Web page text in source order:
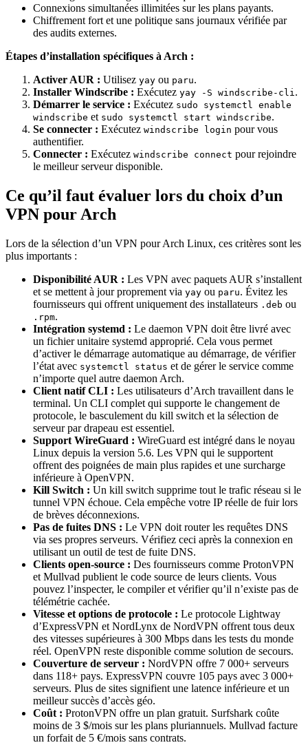
Connexions simultanées illimitées sur les plans payants.
Chiffrement fort et une politique sans journaux vérifiée par
des audits externes.
Étapes d’installation spécifiques à Arch :
Activer AUR : Utilisez yay ou paru.
Installer Windscribe : Exécutez yay -S windscribe-cli.
Démarrer le service : Exécutez sudo systemctl enable
windscribe et sudo systemctl start windscribe.
Se connecter : Exécutez windscribe login pour vous
authentifier.
Connecter : Exécutez windscribe connect pour rejoindre
le meilleur serveur disponible.
Ce qu’il faut évaluer lors du choix d’un
VPN pour Arch
Lors de la sélection d’un VPN pour Arch Linux, ces critères sont les
plus importants :
Disponibilité AUR : Les VPN avec paquets AUR s’installent
et se mettent à jour proprement via yay ou paru. Évitez les
fournisseurs qui offrent uniquement des installateurs .deb ou
.rpm.
Intégration systemd : Le daemon VPN doit être livré avec
un fichier unitaire systemd approprié. Cela vous permet
d’activer le démarrage automatique au démarrage, de vérifier
l’état avec systemctl status et de gérer le service comme
n’importe quel autre daemon Arch.
Client natif CLI : Les utilisateurs d’Arch travaillent dans le
terminal. Un CLI complet qui supporte le changement de
protocole, le basculement du kill switch et la sélection de
serveur par drapeau est essentiel.
Support WireGuard : WireGuard est intégré dans le noyau
Linux depuis la version 5.6. Les VPN qui le supportent
offrent des poignées de main plus rapides et une surcharge
inférieure à OpenVPN.
Kill Switch : Un kill switch supprime tout le trafic réseau si le
tunnel VPN échoue. Cela empêche votre IP réelle de fuir lors
de brèves déconnexions.
Pas de fuites DNS : Le VPN doit router les requêtes DNS
via ses propres serveurs. Vérifiez ceci après la connexion en
utilisant un outil de test de fuite DNS.
Clients open-source : Des fournisseurs comme ProtonVPN
et Mullvad publient le code source de leurs clients. Vous
pouvez l’inspecter, le compiler et vérifier qu’il n’existe pas de
télémétrie cachée.
Vitesse et options de protocole : Le protocole Lightway
d’ExpressVPN et NordLynx de NordVPN offrent tous deux
des vitesses supérieures à 300 Mbps dans les tests du monde
réel. OpenVPN reste disponible comme solution de secours.
Couverture de serveur : NordVPN offre 7 000+ serveurs
dans 118+ pays. ExpressVPN couvre 105 pays avec 3 000+
serveurs. Plus de sites signifient une latence inférieure et un
meilleur succès d’accès géo.
Coût : ProtonVPN offre un plan gratuit. Surfshark coûte
moins de 3 $/mois sur les plans pluriannuels. Mullvad facture
un forfait de 5 €/mois sans contrats.